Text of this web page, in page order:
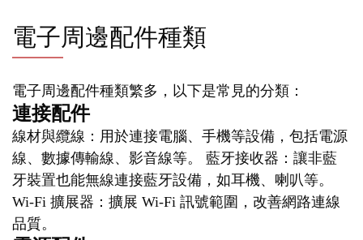
電子周邊配件種類
電子周邊配件種類繁多，以下是常見的分類：
連接配件
線材與纜線：用於連接電腦、手機等設備，包括電源
線、數據傳輸線、影音線等。 藍牙接收器：讓非藍
牙裝置也能無線連接藍牙設備，如耳機、喇叭等。
Wi-Fi 擴展器：擴展 Wi-Fi 訊號範圍，改善網路連線
品質。